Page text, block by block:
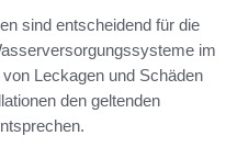
sind entscheidend für die
im
Leckagen und Schäden
den geltenden